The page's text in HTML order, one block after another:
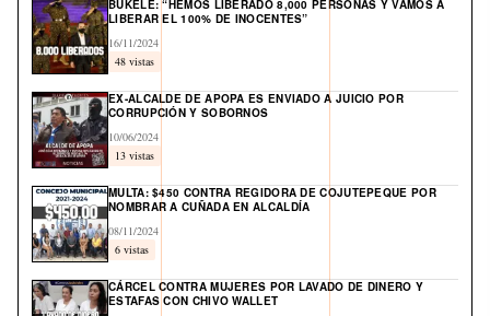
BUKELE: “HEMOS LIBERADO 8,000 PERSONAS Y VAMOS A
LIBERAR EL 100% DE INOCENTES”
16/11/2024
48 vistas
EX-ALCALDE DE APOPA ES ENVIADO A JUICIO POR
CORRUPCIÓN Y SOBORNOS
10/06/2024
13 vistas
MULTA: $450 CONTRA REGIDORA DE COJUTEPEQUE POR
NOMBRAR A CUÑADA EN ALCALDÍA
08/11/2024
6 vistas
CÁRCEL CONTRA MUJERES POR LAVADO DE DINERO Y
ESTAFAS CON CHIVO WALLET